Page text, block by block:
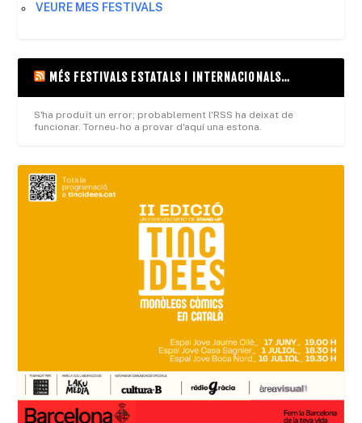
VEURE MES FESTIVALS
MÉS FESTIVALS ESTATALS I INTERNACIONALS…
S'ha produït un error; probablement l'RSS ha deixat de
funcionar. Torneu-ho a provar d'aquí una estona.